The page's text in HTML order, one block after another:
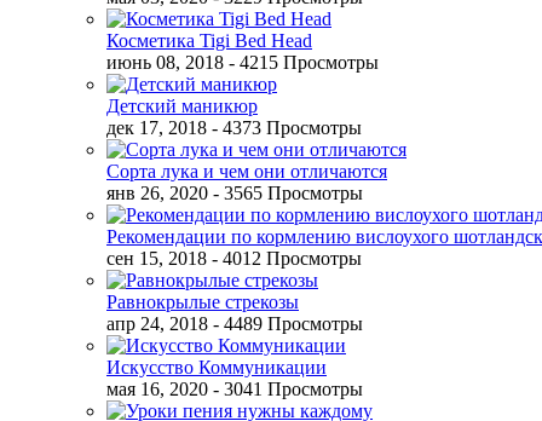
Косметика Tigi Bed Head
июнь 08, 2018 - 4215 Просмотры
Детский маникюр
дек 17, 2018 - 4373 Просмотры
Сорта лука и чем они отличаются
янв 26, 2020 - 3565 Просмотры
Рекомендации по кормлению вислоухого
сен 15, 2018 - 4012 Просмотры
Равнокрылые стрекозы
апр 24, 2018 - 4489 Просмотры
Искусство Коммуникации
мая 16, 2020 - 3041 Просмотры